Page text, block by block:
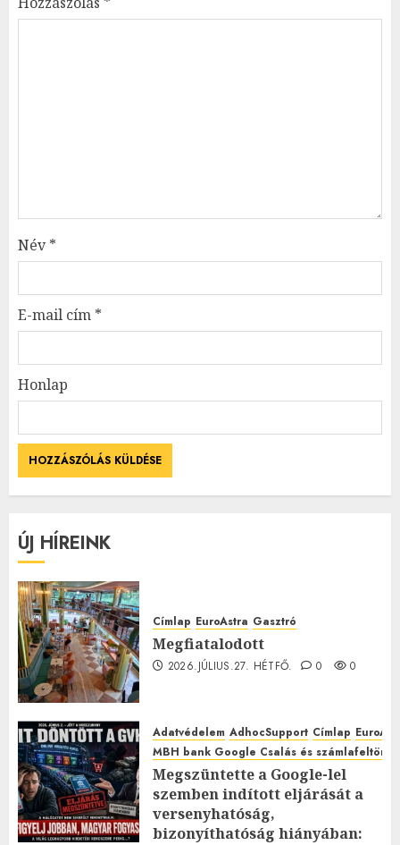
Név*
E-mail cím *
Honlap
ÚJ HÍREINK
Címlap EuroAstra Gasztró
Megfiatalodott
2026.JÚLIUS.27. HÉTFŐ. 0 0
Adatvédelem AdhocSupport Címlap
MBH bank Google Csalás és
Megszüntette a Google-lel
szemben indított eljárását a
versenyhatóság,
bizonyíthatóság hiányában: